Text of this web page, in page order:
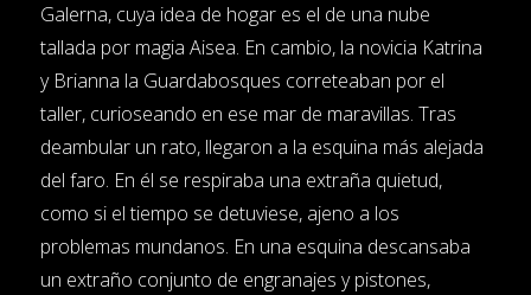
Galerna, cuya idea de hogar es el de una nube
tallada por magia Aisea. En cambio, la novicia Katrina
y Brianna la Guardabosques correteaban por el
taller, curioseando en ese mar de maravillas. Tras
deambular un rato, llegaron a la esquina más alejada
del faro. En él se respiraba una extraña quietud,
como si el tiempo se detuviese, ajeno a los
problemas mundanos. En una esquina descansaba
un extraño conjunto de engranajes y pistones,